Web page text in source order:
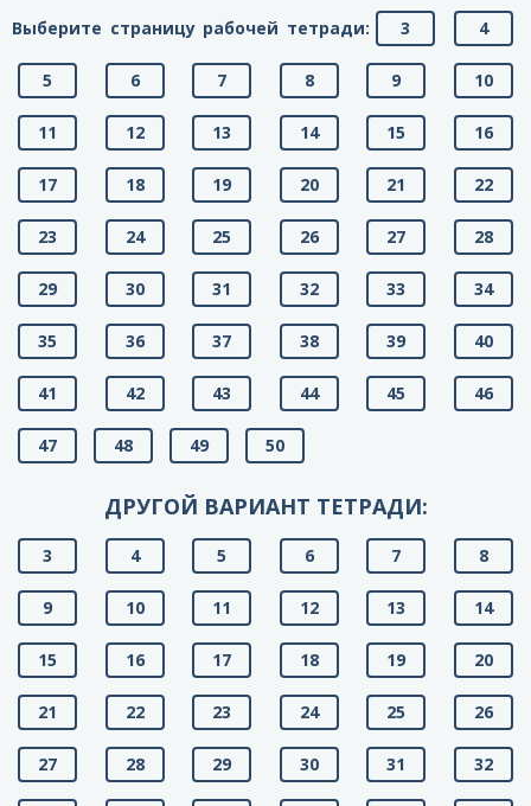
Выберите страницу рабочей тетради: 3 4
5 6 7 8 9 10
11 12 13 14 15 16
17 18 19 20 21 22
23 24 25 26 27 28
29 30 31 32 33 34
35 36 37 38 39 40
41 42 43 44 45 46
47 48 49 50
ДРУГОЙ ВАРИАНТ ТЕТРАДИ:
3 4 5 6 7 8
9 10 11 12 13 14
15 16 17 18 19 20
21 22 23 24 25 26
27 28 29 30 31 32